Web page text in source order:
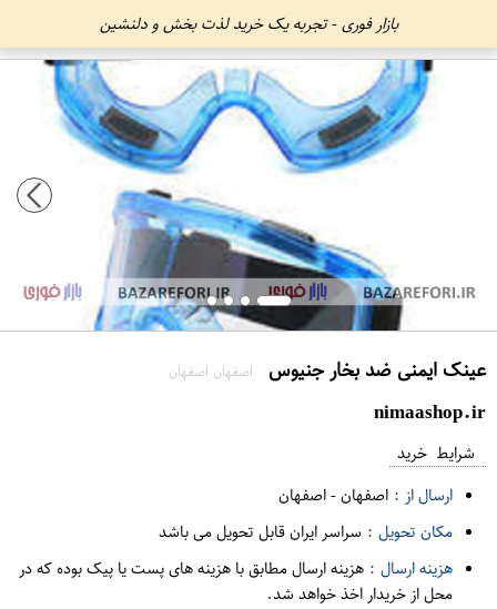
بازار فوری - تجربه یک خرید لذت بخش و دلنشین
عينک ایمنی ضد بخار جنیوس اصفهان اصفهان
nimaashop.ir
شرایط خرید
ارسال از : اصفهان-اصفهان
مکان تحویل : سراسر ایران قابل تحویل می باشد
هزینه ارسال : هزینه ارسال مطابق با هزینه های پست یا پیک بوده که در
محل از خریدار اخذ خواهد شد.